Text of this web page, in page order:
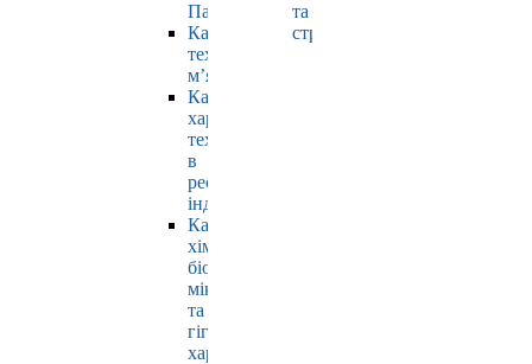
Павлюк
Кафедра
технології
м’яса
Кафедра
харчових
технологій
в
ресторанній
індустрії
Кафедра
хімії,
біохімії,
мікробіології
та
гігієни
харчування
та
страхування